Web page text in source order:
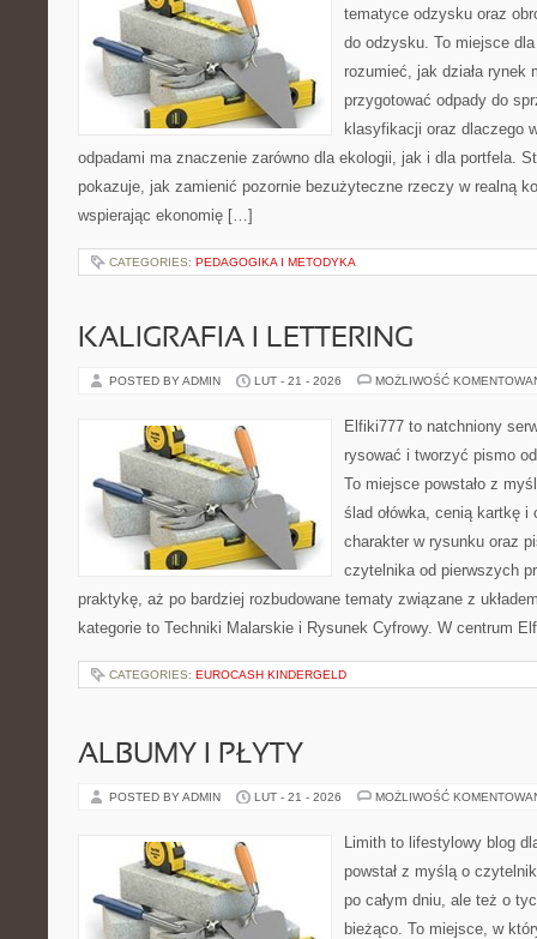
tematyce odzysku oraz
do odzysku. To miejsce
rozumieć, jak działa rynek
przygotować odpady do
klasyfikacji oraz dlaczego
odpadami ma znaczenie zarówno dla ekologii, jak i dla portfela.
pokazuje, jak zamienić pozornie bezużyteczne rzeczy w realną
wspierając ekonomię […]
CATEGORIES: PEDAGOGIKA I METODYKA
KALIGRAFIA I LETTERING
POSTED BY ADMIN LUT - 21 - 2026 MOŻLIWOŚĆ
Elfiki777 to natchniony
rysować i tworzyć pismo
To miejsce powstało z
ślad ołówka, cenią kartkę i
charakter w rysunku oraz
czytelnika od pierwszych
praktykę, aż po bardziej rozbudowane tematy związane z
kategorie to Techniki Malarskie i Rysunek Cyfrowy. W centrum
CATEGORIES: EUROCASH KINDERGELD
ALBUMY I PŁYTY
POSTED BY ADMIN LUT - 21 - 2026 MOŻLIWOŚĆ
Limith to lifestylowy blog
powstał z myślą o
po całym dniu, ale też o
bieżąco. To miejsce, w